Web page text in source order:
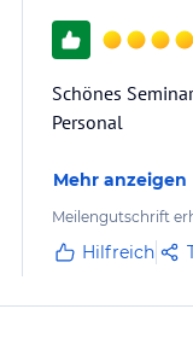
Schönes
Personal
Mehr anzeigen
Meilengutschrift
Hilfreich